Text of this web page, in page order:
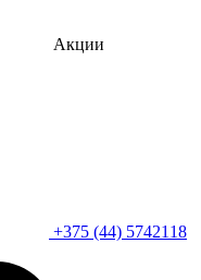
Акции
+375 (44) 5742118